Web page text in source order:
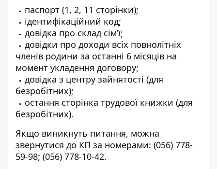
паспорт (1, 2, 11 сторінки);
ідентифікаційний код;
довідка про склад сім’ї;
довідки про доходи всіх повнолітніх
членів родини за останні 6 місяців на
момент укладення договору;
довідка з центру зайнятості (для
безробітних);
остання сторінка трудової книжки (для
безробітних).
Якщо виникнуть питання, можна
звернутися до КП за номерами: (056) 778-
59-98; (056) 778-10-42.